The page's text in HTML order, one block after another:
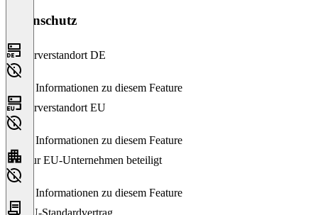
Datenschutz
Serverstandort DE
Keine Informationen zu diesem Feature
Serverstandort EU
Keine Informationen zu diesem Feature
Nur EU-Unternehmen beteiligt
Keine Informationen zu diesem Feature
EU-Standardvertrag